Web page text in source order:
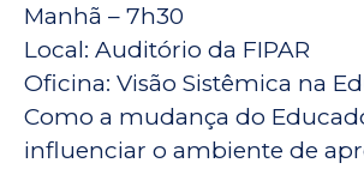
Manhã – 7h30
Local: Auditório da FIPAR
Oficina: Visão Sistêmica na
Como a mudança do
influenciar o ambiente de